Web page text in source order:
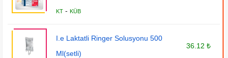
KT -KÜB
I.e Laktatli Ringer Solusyonu 500
Ml(setli)
36.12 ₺